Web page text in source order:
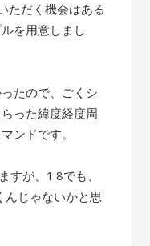
ただく機会はある
を用意しまし
たので、ごくシ
った緯度経度周
ンドです。
すが、1.8でも、
んじゃないかと思